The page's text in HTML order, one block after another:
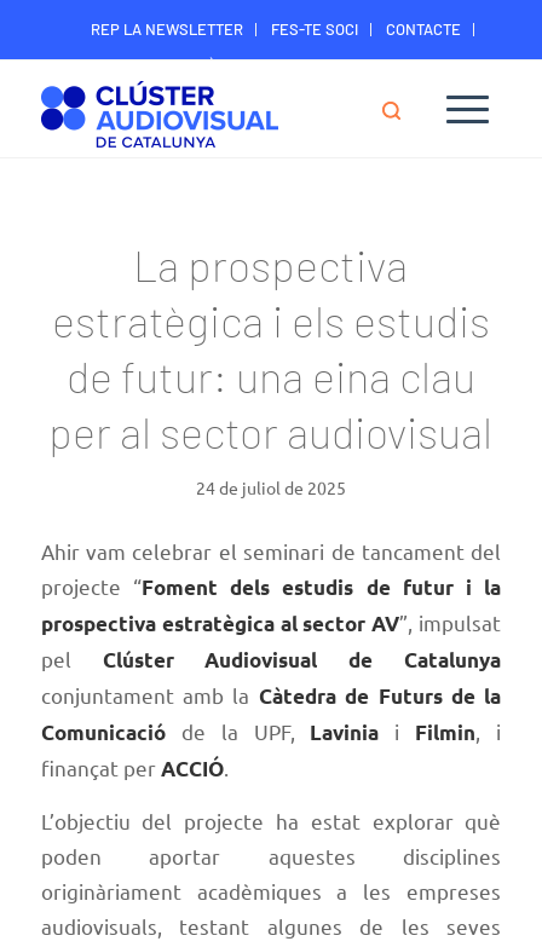
REP LA NEWSLETTER FES-TE SOCI
CONTACTE
ÀREA DIGITAL SOCIS
La prospectiva
estratègica i els estudis
de futur: una eina clau
per al sector audiovisual
24 de juliol de 2025
Ahir vam celebrar el seminari de tancament del
projecte “Foment dels estudis de futur i la
prospectiva estratègica al sector AV”, impulsat
pel Clúster Audiovisual de Catalunya
conjuntament amb la Càtedra de Futurs de la
Comunicacióde la UPF, Lavinia i Filmin , i
finançat perACCIÓ.
L’objectiu del projecte ha estat explorar què
poden aportar aquestes disciplines
originàriament acadèmiques a les empreses
audiovisuals, testant algunes de les seves